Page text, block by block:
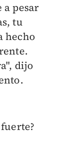
pesar
tu
hecho
dijo